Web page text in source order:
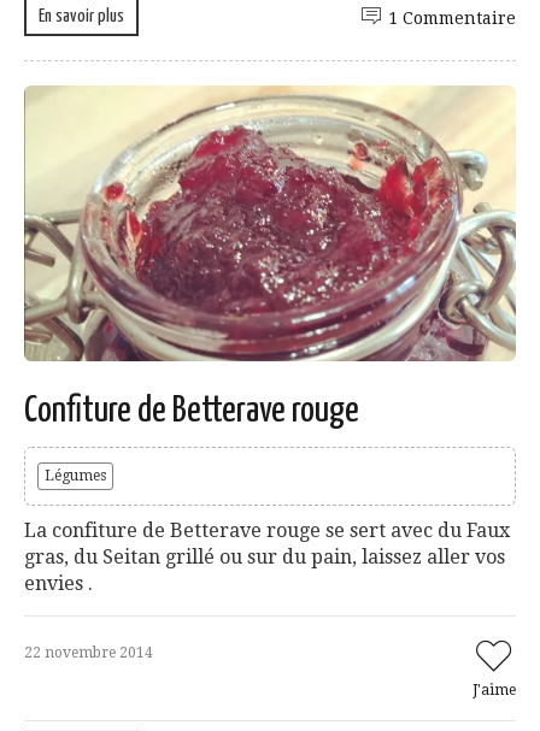
En savoir plus 1 Commentaire
Confiture de Betterave rouge
Légumes
La confiture de Betterave rouge se sert avec du Faux
gras, du Seitan grillé ou sur du pain, laissez aller vos
envies .
22 novembre 2014
J'aime